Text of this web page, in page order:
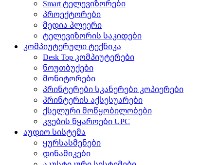
Smart ტელევიზორები
პროექტორები
მედია პლეერი
ტელევიზორის საკიდები
კომპიუტერული ტექნიკა
Desk Top კომპიუტერები
ნოუთბუქები
მონიტორები
პრინტერები სკანერები კოპიერები
პრინტერის აქსესუარები
ქსელური მოწყობილობები
კვების წყაროები UPC
აუდიო სისტემა
ყურსასმენები
დინამიკები